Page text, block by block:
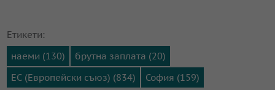
Етикети:
наеми (130)
брутна заплата (20)
ЕС (Европейски съюз) (834)
София (159)